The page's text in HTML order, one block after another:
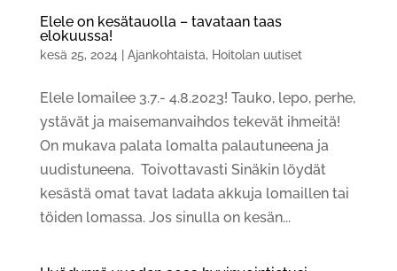
Elele on kesätauolla – tavataan taas
elokuussa!
kesä 25, 2024 Ajankohtaista, Hoitolan uutiset
Elele lomailee 3.7.- 4.8.2023! Tauko, lepo, perhe,
ystävät ja maisemanvaihdos tekevät ihmeitä!
On mukava palata lomalta palautuneena ja
uudistuneena. Toivottavasti Sinäkin löydät
kesästä omat tavat ladata akkuja lomaillen tai
töiden lomassa. Jos sinulla on kesän...